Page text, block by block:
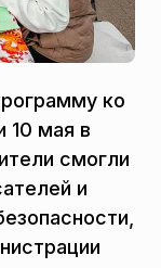
ко
10 мая в
смогли
и